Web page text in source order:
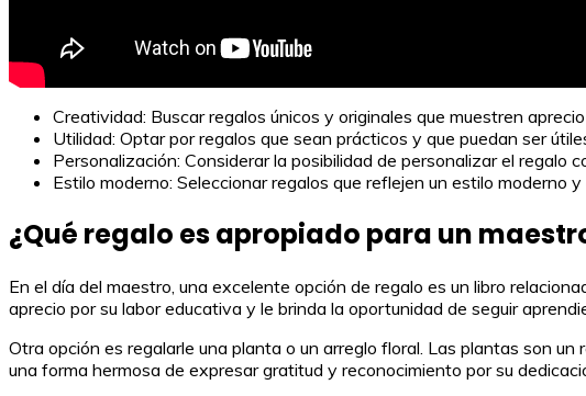
Creatividad: Buscar regalos únicos y originales que muestren
Utilidad: Optar por regalos que sean prácticos y que puedan ser
Personalización: Considerar la posibilidad de personalizar el regalo
Estilo moderno: Seleccionar regalos que reflejen un estilo moderno
¿Qué regalo es apropiado para un
En el día del maestro, una excelente opción de regalo es un libro
aprecio por su labor educativa y le brinda la oportunidad de seguir
Otra opción es regalarle una planta o un arreglo floral. Las plantas son
una forma hermosa de expresar gratitud y reconocimiento por su